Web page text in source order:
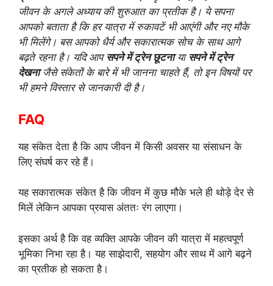
जीवन के अगले अध्याय की शुरुआत का प्रतीक है। ये सपना
आपको बताता है कि हर यात्रा में रुकावटें भी आएंगी और नए मौके
भी मिलेंगे। बस आपको धैर्य और सकारात्मक सोच के साथ आगे
बढ़ते रहना है। यदि आप सपने में ट्रेन छूटनाया सपने में ट्रेन
देखनाजैसे संकेतों के बारे में भी जानना चाहते हैं, तो इन विषयों पर
भी हमने विस्तार से जानकारी दी है।
FAQ
यह संकेत देता है कि आप जीवन में किसी अवसर या संसाधन के
लिए संघर्ष कर रहे हैं।
यह सकारात्मक संकेत है कि जीवन में कुछ मौके भले ही थोड़े देर से
मिलें लेकिन आपका प्रयास अंततः रंग लाएगा।
इसका अर्थ है कि वह व्यक्ति आपके जीवन की यात्रा में महत्वपूर्ण
भूमिका निभा रहा है। यह साझेदारी, सहयोग और साथ में आगे बढ़ने
का प्रतीक हो सकता है।